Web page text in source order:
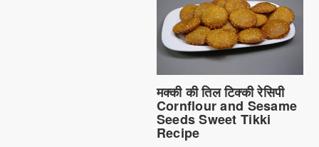
मक्की की तिल टिक्की रेसिपी
Cornflour and Sesame
Seeds Sweet Tikki
Recipe